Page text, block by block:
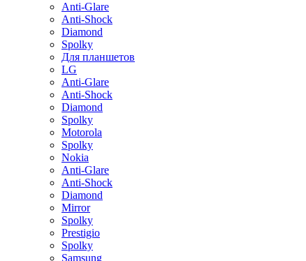
Anti-Glare
Anti-Shock
Diamond
Spolky
Для планшетов
LG
Anti-Glare
Anti-Shock
Diamond
Spolky
Motorola
Spolky
Nokia
Anti-Glare
Anti-Shock
Diamond
Mirror
Spolky
Prestigio
Spolky
Samsung